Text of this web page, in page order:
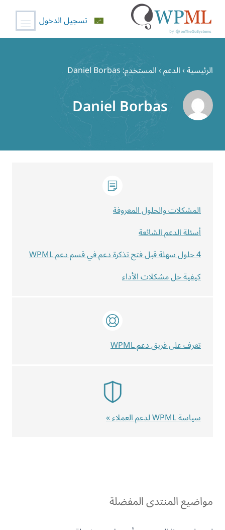
المحتوى
تسجيل الدخول
الرئيسية›الدعم›المستخدم: Daniel Borbas
Daniel Borbas
مواضيع المنتدى المفضلة
المشكلات والحلول المعروفة
أسئلة الدعم الشائعة
4 حلول سهلة قبل فتح تذكرة دعم في قسم دعم WPML
كيفية حل مشكلات الأداء
تعرف على فريق دعم WPML
سياسة WPML لدعم العملاء »